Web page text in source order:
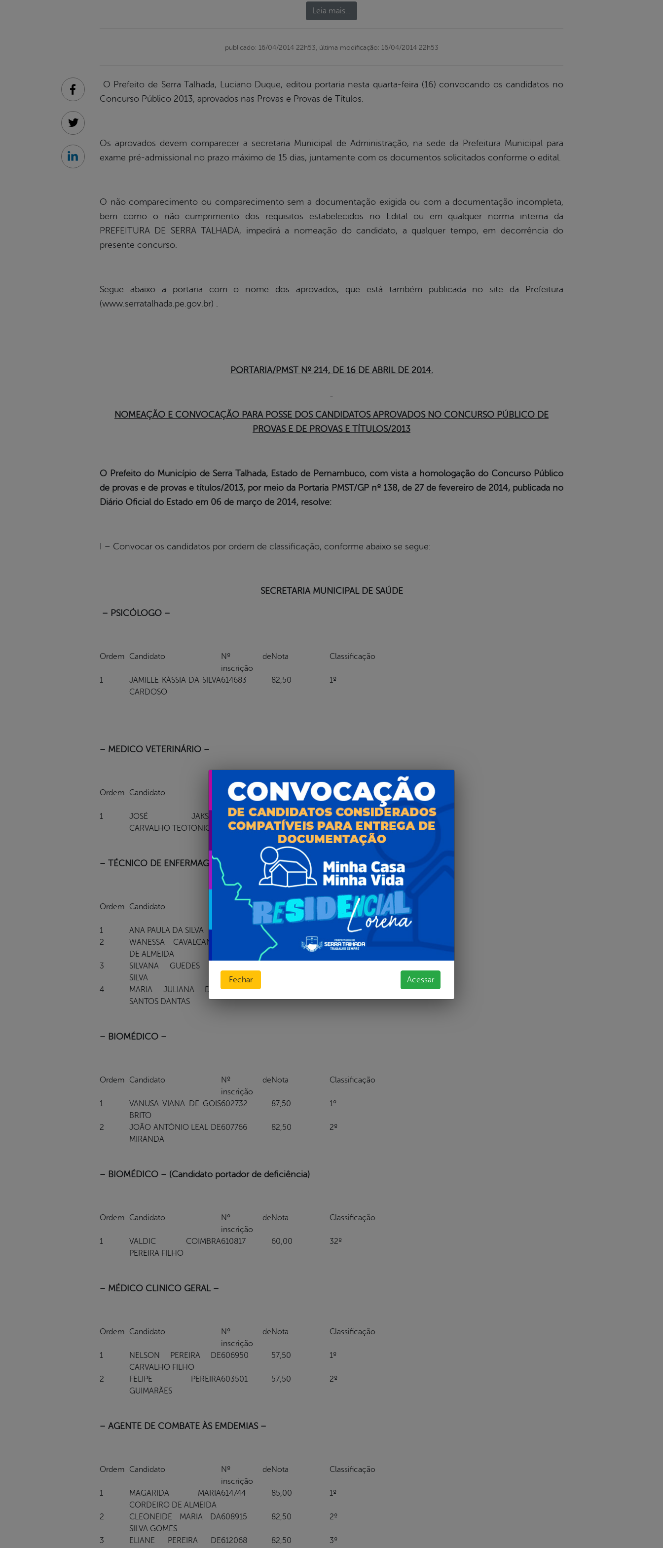
Leia mais…
publicado: 16/04/2014 22h53, última modificação: 16/04/2014 22h53
O Prefeito de Serra Talhada, Luciano Duque, editou portaria nesta quarta-feira (16) convocando os candidatos no
Concurso Público 2013, aprovados nas Provas e Provas de Títulos.
Os aprovados devem comparecer a secretaria Municipal de Administração, na sede da Prefeitura Municipal para
exame pré-admissional no prazo máximo de 15 dias, juntamente com os documentos solicitados conforme o edital.
O não comparecimento ou comparecimento sem a documentação exigida ou com a documentação incompleta,
bem como o não cumprimento dos requisitos estabelecidos no Edital ou em qualquer norma interna da
PREFEITURA DE SERRA TALHADA, impedirá a nomeação do candidato, a qualquer tempo, em decorrência do
presente concurso.
Segue abaixo a portaria com o nome dos aprovados, que está também publicada no site da Prefeitura
(www.serratalhada.pe.gov.br) .
PORTARIA/PMST Nº 214, DE 16 DE ABRIL DE 2014.
NOMEAÇÃO E CONVOCAÇÃO PARA POSSE DOS CANDIDATOS APROVADOS NO CONCURSO PÚBLICO DE
PROVAS E DE PROVAS E TÍTULOS/2013
O Prefeito do Município de Serra Talhada, Estado de Pernambuco, com vista a homologação do Concurso Público
de provas e de provas e títulos/2013, por meio da Portaria PMST/GP nº 138, de 27 de fevereiro de 2014, publicada no
Diário Oficial do Estado em 06 de março de 2014, resolve:
I – Convocar os candidatos por ordem de classificação, conforme abaixo se segue:
SECRETARIA MUNICIPAL DE SAÚDE
– PSICÓLOGO –
Ordem Candidato
Nº de
inscrição
Nota Classificação
1
JAMILLE KÁSSIA DA SILVA
CARDOSO
614683 82,50 1º
– MEDICO VETERINÁRIO –
Ordem Candidato
Nº de
Nota Classificação
1
JOSÉ JAKSON
CARVALHO TEOTONIO
615225 75,00 1º
– TÉCNICO DE ENFERMAGEM –
Ordem Candidato
Nº deNota Classificação
1 ANA PAULA DA SILVA
2
WANESSA CAVALCANTE
DE ALMEIDA
65,00 2º
3
SILVANA GUEDES DA
SILVA
4
MARIA JULIANA DOS
SANTOS DANTAS
605781
– BIOMÉDICO –
Ordem Candidato
Nº de
inscrição
Nota Classificação
1
VANUSA VIANA DE GOIS
BRITO
602732 87,50 1º
2
JOÃO ANTÔNIO LEAL DE
MIRANDA
607766 82,50 2º
– BIOMÉDICO – (Candidato portador de deficiência)
Ordem Candidato
Nº de
inscrição
Nota Classificação
1
VALDIC COIMBRA
PEREIRA FILHO
610817 60,00 32º
– MÉDICO CLINICO GERAL –
Ordem Candidato
Nº de
inscrição
Nota Classificação
1
NELSON PEREIRA DE
CARVALHO FILHO
606950 57,50 1º
2
FELIPE PEREIRA
GUIMARÃES
603501 57,50 2º
– AGENTE DE COMBATE ÀS EMDEMIAS –
Ordem Candidato
Nº de
inscrição
Nota Classificação
1
MAGARIDA MARIA
CORDEIRO DE ALMEIDA
614744 85,00 1º
2
CLEONEIDE MARIA DA
SILVA GOMES
608915 82,50 2º
3 ELIANE PEREIRA DE612068 82,50 3º
Facebook
Twitter
Linkedin
Fechar Acessar